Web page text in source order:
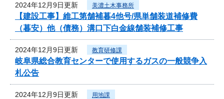
2024年12月9日更新 美濃土木事務所
【建設工事】維工第舗補暮4他号/県単舗装道補修費
（暮安）他（債務）溝口下白金線舗装補修工事
2024年12月9日更新 教育研修課
岐阜県総合教育センターで使用するガスの一般競争入
札公告
2024年12月9日更新 用地課